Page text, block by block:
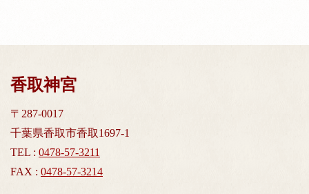
香取神宮
〒287-0017
千葉県香取市香取1697-1
TEL : 0478-57-3211
FAX : 0478-57-3214